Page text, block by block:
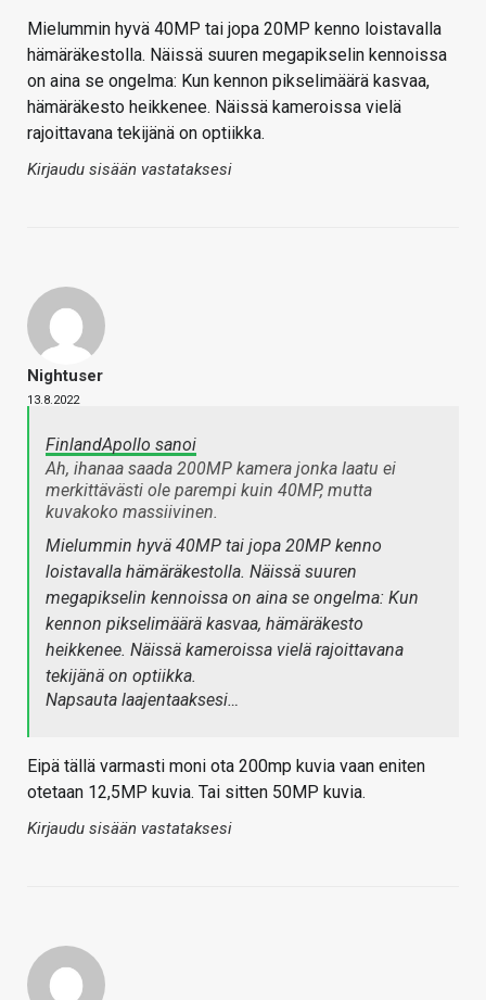
Mielummin hyvä 40MP tai jopa 20MP kenno loistavalla
hämäräkestolla. Näissä suuren megapikselin kennoissa
on aina se ongelma: Kun kennon pikselimäärä kasvaa,
hämäräkesto heikkenee. Näissä kameroissa vielä
rajoittavana tekijänä on optiikka.
Kirjaudu sisään vastataksesi
Nightuser
13.8.2022
FinlandApollo sanoi
Ah, ihanaa saada 200MP kamera jonka laatu ei
merkittävästi ole parempi kuin 40MP, mutta
kuvakoko massiivinen.
Mielummin hyvä 40MP tai jopa 20MP kenno
loistavalla hämäräkestolla. Näissä suuren
megapikselin kennoissa on aina se ongelma: Kun
kennon pikselimäärä kasvaa, hämäräkesto
heikkenee. Näissä kameroissa vielä rajoittavana
tekijänä on optiikka.
Napsauta laajentaaksesi…
Eipä tällä varmasti moni ota 200mp kuvia vaan eniten
otetaan 12,5MP kuvia. Tai sitten 50MP kuvia.
Kirjaudu sisään vastataksesi